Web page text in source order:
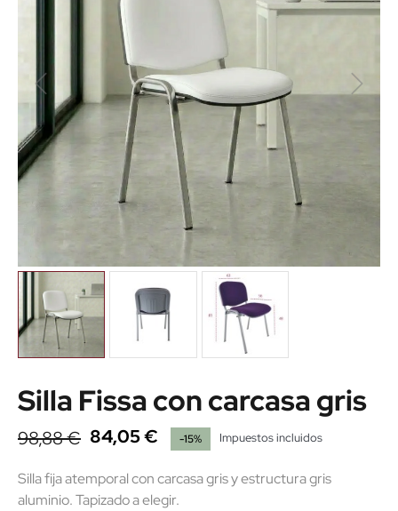
Silla Fissa con carcasa gris
98,88 € 84,05 € -15% Impuestos incluidos
Silla fija atemporal con carcasa gris y estructura gris
aluminio. Tapizado a elegir.